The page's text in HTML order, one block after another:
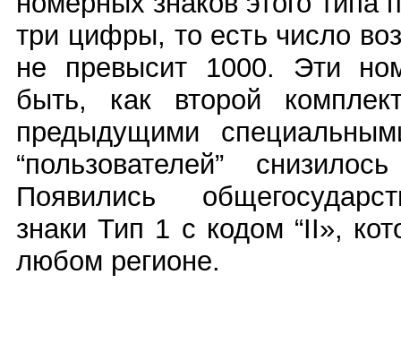
три цифры, то есть число
не превысит 1000. Эти
быть, как второй
предыдущими
“пользователей”
Появились
знаки Тип 1 с кодом “II»,
любом регионе.